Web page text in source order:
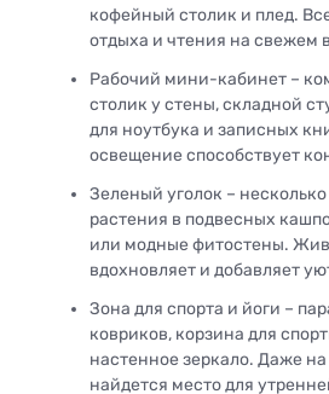
кофейный столик и плед.
отдыха и чтения на свежем
Рабочий мини-кабинет –
столик у стены, складной
для ноутбука и записных
освещение способствует
Зеленый уголок –
растения в подвесных
или модные фитостены.
вдохновляет и добавляет
Зона для спорта и йоги –
ковриков, корзина для
настенное зеркало. Даже
найдется место для